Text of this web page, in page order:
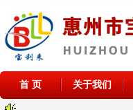
首 页 关于我们